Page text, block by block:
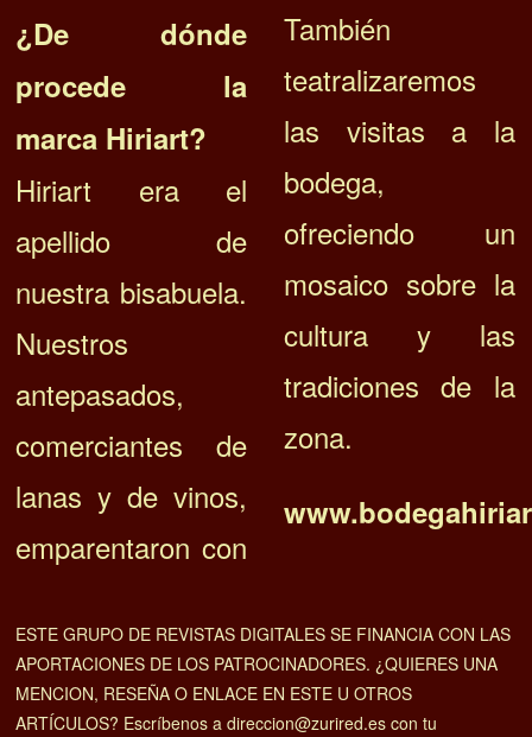
¿De dónde
procede la
marca Hiriart?
Hiriart era el
apellido de
nuestra bisabuela.
Nuestros
antepasados,
comerciantes de
lanas y de vinos,
emparentaron con
También
teatralizaremos
las visitas a la
bodega,
ofreciendo un
mosaico sobre la
cultura y las
tradiciones de la
zona.
ESTE GRUPO DE REVISTAS DIGITALES SE FINANCIA CON LAS
APORTACIONES DE LOS PATROCINADORES. ¿QUIERES UNA
MENCION, RESEÑA O ENLACE EN ESTE U OTROS
ARTÍCULOS? Escríbenos a direccion@zurired.es con tu